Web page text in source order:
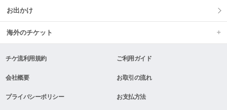
お出かけ
海外のチケット
チケ流利用規約 ご利用ガイド
会社概要 お取引の流れ
プライバシーポリシー お支払方法